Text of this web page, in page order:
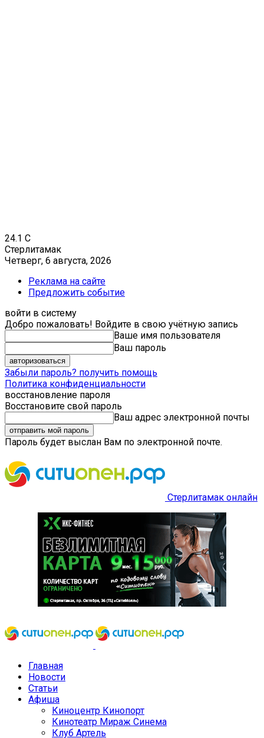
24.1 C
Стерлитамак
Четверг, 6 августа, 2026
Реклама на сайте
Предложить событие
войти в систему
Добро пожаловать! Войдите в свою учётную запись
Ваше имя пользователя
Ваш пароль
Забыли пароль? получить помощь
Политика конфиденциальности
восстановление пароля
Восстановите свой пароль
Ваш адрес электронной почты
Пароль будет выслан Вам по электронной почте.
Стерлитамак онлайн
Главная
Новости
Статьи
Афиша
Киноцентр Кинопорт
Кинотеатр Мираж Синема
Клуб Артель